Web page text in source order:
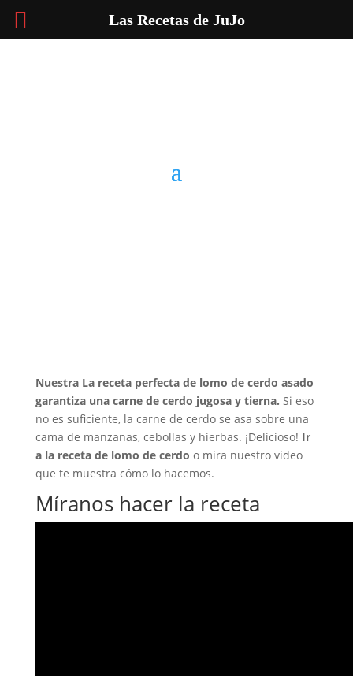
Nuestra La receta perfecta de lomo de cerdo asado
garantiza una carne de cerdo jugosa y tierna. Si eso
no es suficiente, la carne de cerdo se asa sobre una
cama de manzanas, cebollas y hierbas. ¡Delicioso! Ir
a la receta de lomo de cerdo o mira nuestro video
que te muestra cómo lo hacemos.
Míranos hacer la receta
Las Recetas de JuJo